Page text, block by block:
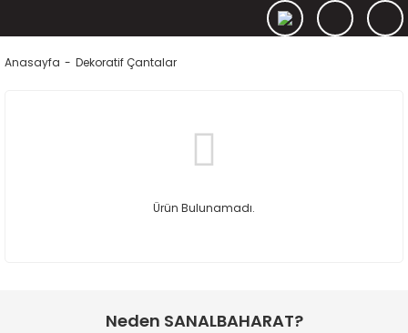
Anasayfa Dekoratif Çantalar
Ürün Bulunamadı.
Neden SANALBAHARAT?